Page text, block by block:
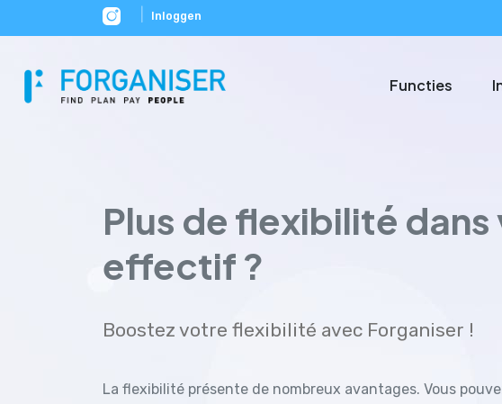
Inloggen
Functies
Plus de flexibilité
effectif ?
Boostez votre flexibilité avec Forganiser !
La flexibilité présente de nombreux avantages. Vous